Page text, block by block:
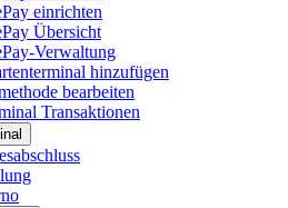
einrichten
Übersicht
Verwaltung
hinzufügen
bearbeiten
Transaktionen